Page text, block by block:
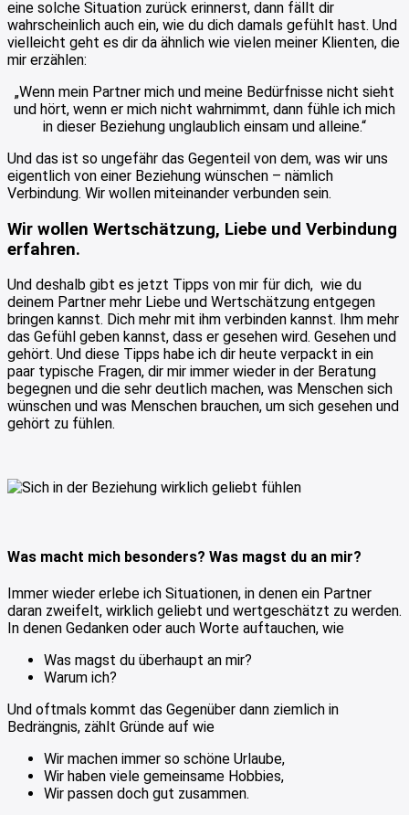
eine solche Situation zurück erinnerst, dann fällt dir
wahrscheinlich auch ein, wie du dich damals gefühlt hast. Und
vielleicht geht es dir da ähnlich wie vielen meiner Klienten, die
mir erzählen:
„Wenn mein Partner mich und meine Bedürfnisse nicht sieht
und hört, wenn er mich nicht wahrnimmt, dann fühle ich mich
in dieser Beziehung unglaublich einsam und alleine.“
Und das ist so ungefähr das Gegenteil von dem, was wir uns
eigentlich von einer Beziehung wünschen – nämlich
Verbindung. Wir wollen miteinander verbunden sein.
Wir wollen Wertschätzung, Liebe und Verbindung
erfahren.
Und deshalb gibt es jetzt Tipps von mir für dich, wie du
deinem Partner mehr Liebe und Wertschätzung entgegen
bringen kannst. Dich mehr mit ihm verbinden kannst. Ihm mehr
das Gefühl geben kannst, dass er gesehen wird. Gesehen und
gehört. Und diese Tipps habe ich dir heute verpackt in ein
paar typische Fragen, dir mir immer wieder in der Beratung
begegnen und die sehr deutlich machen, was Menschen sich
wünschen und was Menschen brauchen, um sich gesehen und
gehört zu fühlen.
Was macht mich besonders? Was magst du an mir?
Immer wieder erlebe ich Situationen, in denen ein Partner
daran zweifelt, wirklich geliebt und wertgeschätzt zu werden.
In denen Gedanken oder auch Worte auftauchen, wie
Was magst du überhaupt an mir?
Warum ich?
Und oftmals kommt das Gegenüber dann ziemlich in
Bedrängnis, zählt Gründe auf wie
Wir machen immer so schöne Urlaube,
Wir haben viele gemeinsame Hobbies,
Wir passen doch gut zusammen.